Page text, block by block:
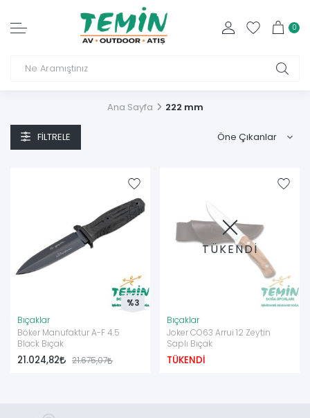
0
Ana Sayfa 222 mm
FILTRELE
Bıçaklar
Böker Manufaktur A-F 4.5
Black Bıçak
21.024,82 21.675,07
%3
TÜKENDİ
Bıçaklar
Joker CO63 Arrui 12 Zeytin
Saplı Bıçak
TÜKENDİ